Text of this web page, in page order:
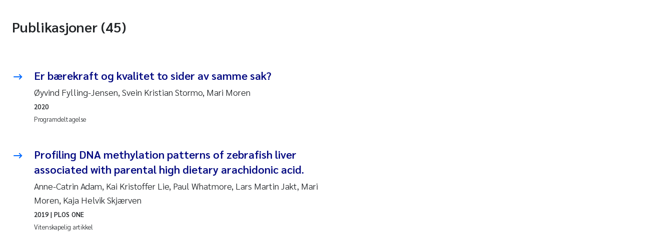
Publikasjoner (45)
Er bærekraft og kvalitet to sider av samme sak?
Øyvind Fylling-Jensen, Svein Kristian Stormo, Mari Moren
Programdeltagelse
2020
Profiling DNA methylation patterns of zebrafish liver
associated with parental high dietary arachidonic acid.
Anne-Catrin Adam, Kai Kristoffer Lie, Paul Whatmore, Lars Martin Jakt, Mari
Moren, Kaja Helvik Skjærven
Vitenskapelig artikkel
2019| PLOS ONE